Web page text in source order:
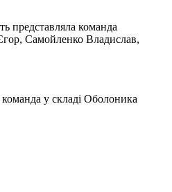
представляла команда
Самойленко Владислав,
у складі Оболоника